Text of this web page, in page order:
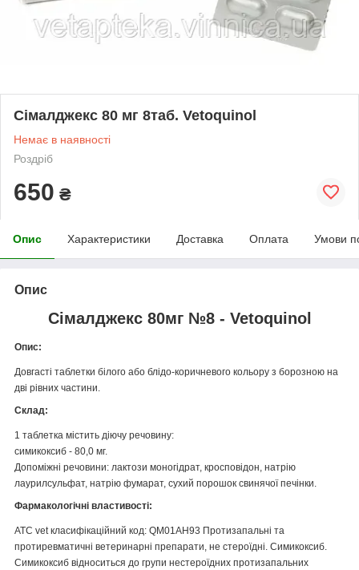
Сімалджекс 80 мг 8таб. Vetoquinol
Немає в наявності
Роздріб
650 ₴
Опис Характеристики Доставка Оплата Умови
Опис
Сімалджекс 80мг №8 - Vetoquinol
Опис:
Довгасті таблетки білого або блідо-коричневого кольору з борозною на
дві рівних частини.
Склад:
1 таблетка містить діючу речовину:
симикоксиб - 80,0 мг.
Допоміжні речовини: лактози моногідрат, кросповідон, натрію
лаурилсульфат, натрію фумарат, сухий порошок свинячої печінки.
Фармакологічні властивості:
АТС vet класифікаційний код: QM01AH93 Протизапальні та
протиревматичні ветеринарні препарати, не стероїдні. Симикоксиб.
Симикоксиб відноситься до групи нестероїдних протизапальних